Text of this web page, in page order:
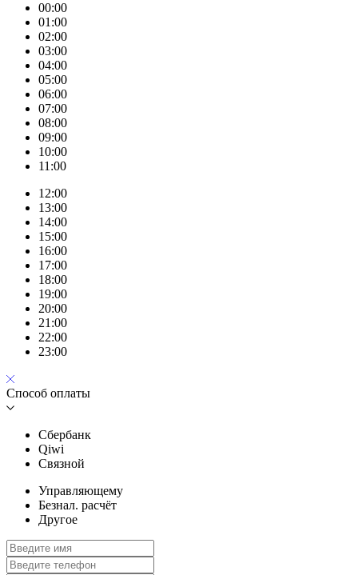
00:00
01:00
02:00
03:00
04:00
05:00
06:00
07:00
08:00
09:00
10:00
11:00
12:00
13:00
14:00
15:00
16:00
17:00
18:00
19:00
20:00
21:00
22:00
23:00
Способ оплаты
Сбербанк
Qiwi
Связной
Управляющему
Безнал. расчёт
Другое